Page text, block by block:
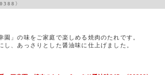
〉
」の味をご家庭で楽しめる焼肉のたれです。
、あっさりとした醤油味に仕上げました。